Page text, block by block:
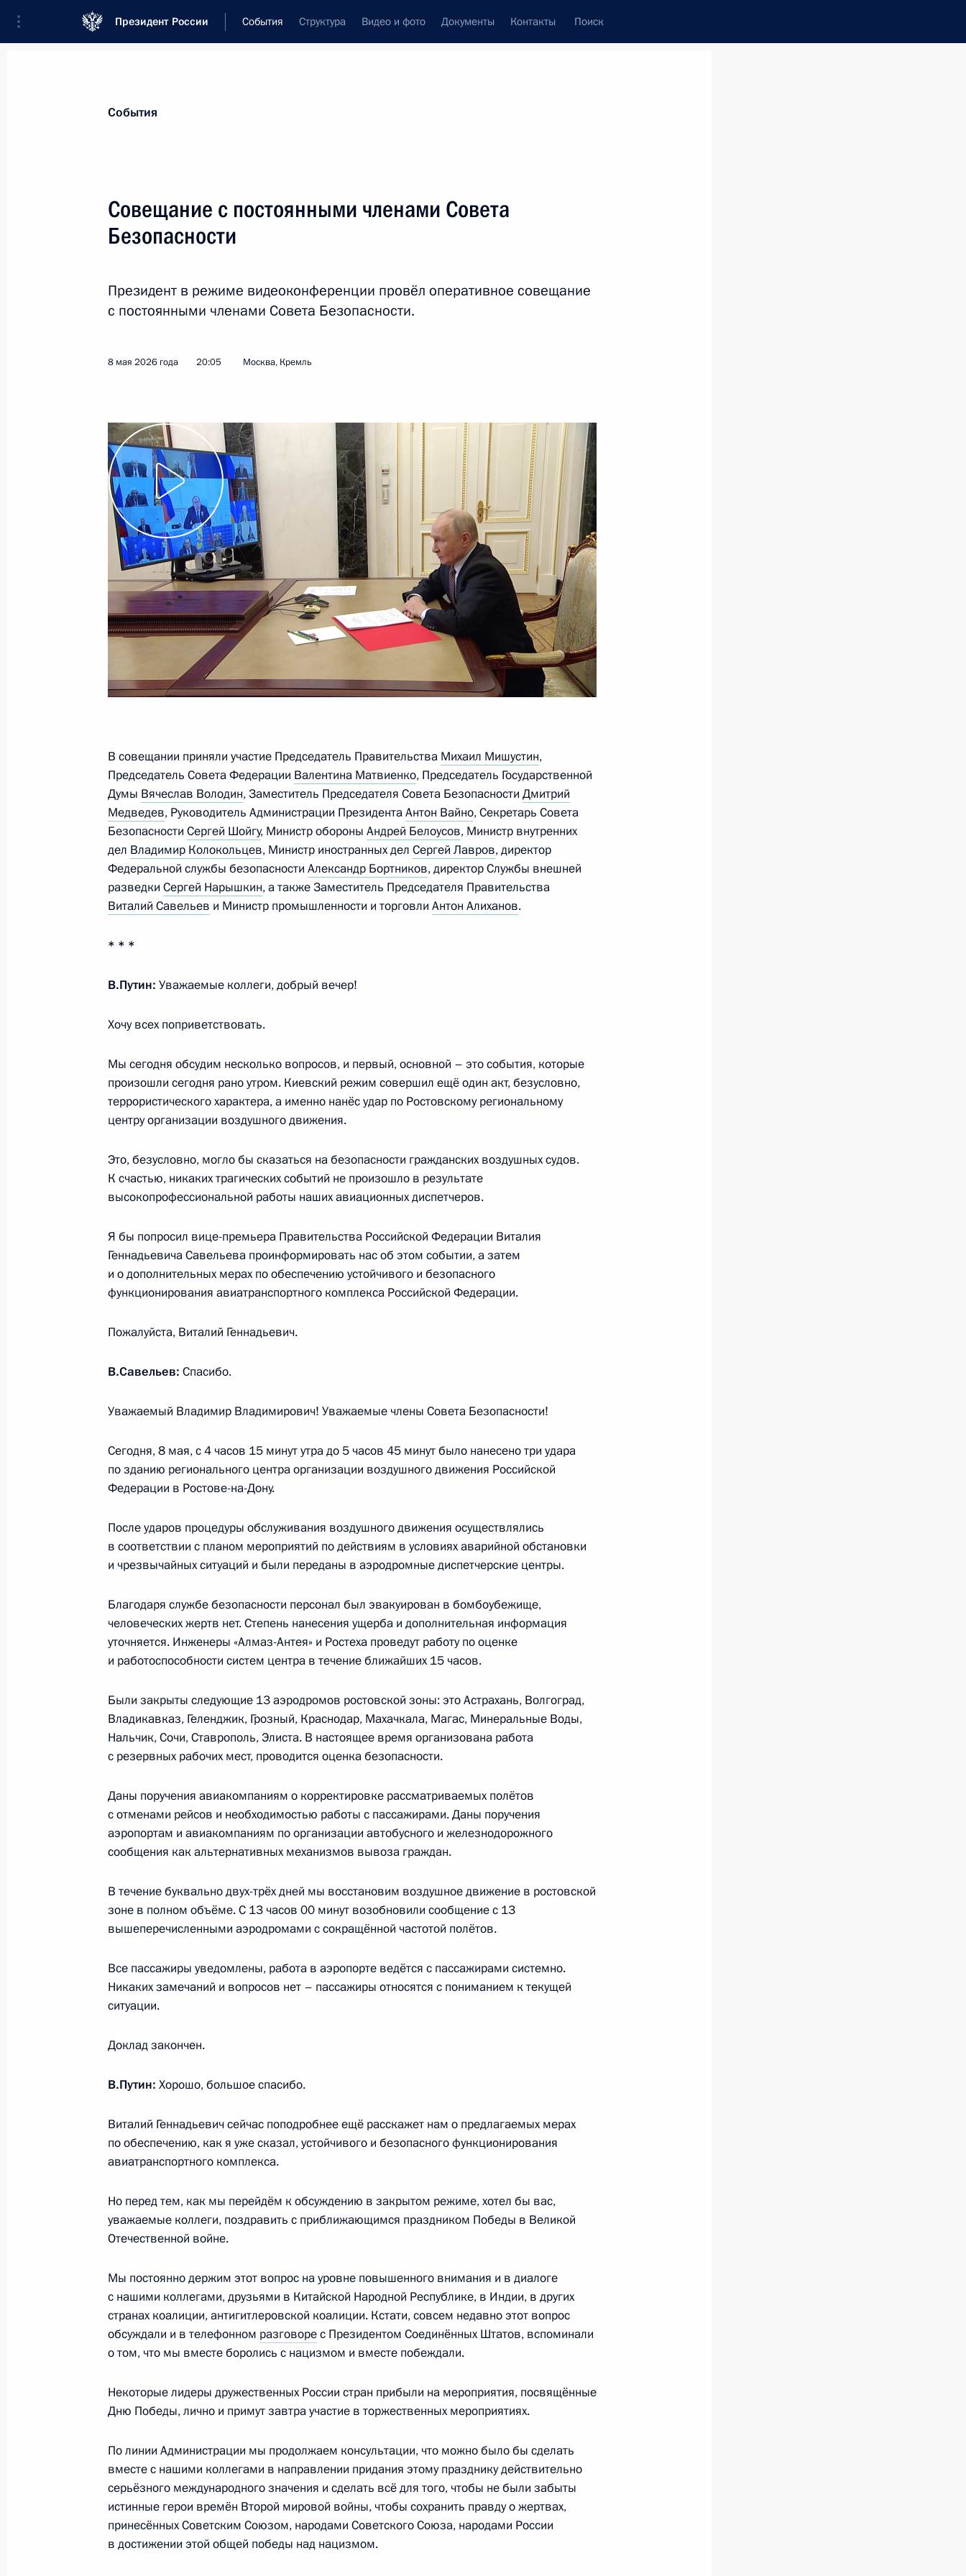
Президент России События Структура Видео и фото Документы Контакты Поиск
Новости
Приём от имени Президента России по случаю Дня Победы
9 мая 2026 года, 10:50 Москва, Красная площадь
8 мая, пятница
Встреча с Президентом Узбекистана Шавкатом Мирзиёевым
8 мая 2026 года, 22:40 Москва, Кремль
Встреча с Президентом Казахстана Касым-Жомартом Токаевым
8 мая 2026 года, 22:15
6
военнопленными
8 мая 2026 года, 21:50
Встреча с Президентом Белоруссии Александром Лукашенко
8 мая 2026 года, 21:15 Москва, Кремль
Совещание с постоянными членами Совета Безопасности
Список глав иностранных делегаций, прибывающих в Москву
8 мая 2026 года, 17:45
по случаю 81-й годовщины Победы в Великой Отечественной
войне
8 мая 2026 года, 12:00
7 мая, четверг
Встреча с главой госкорпорации «Ростех» Сергеем Чемезовым
7 мая 2026 года, 14:10
Встреча с главой Тамбовской области Евгением Первышовым
6 мая 2026 года, 13:45 Москва, Кремль
Встреча с генеральным директором ПАО «КамАЗ» Сергеем
Когогиным
4 мая, понедельник
4 мая 2026 года, 13:30 Москва, Кремль
4 мая 2026 года, 11:30
Встреча с представителями Республики Дагестан
13 37м
Встреча с представителями коренных малочисленных народов
России
30
29 апреля, среда
Встреча с главой Чечни Рамзаном Кадыровым
29 апреля 2026 года, 22:40 Москва, Кремль
7
Комментарий помощника Президента России Юрия Ушакова
по итогам телефонного разговора Владимира Путина
29 апреля 2026 года, 20:20
Российско-конголезские переговоры
События
Совещание с постоянными членами Совета
Безопасности
Президент в режиме видеоконференции провёл оперативное совещание
с постоянными членами Совета Безопасности.
8 мая 2026 года 20:05 Москва, Кремль
В совещании приняли участие Председатель Правительства Михаил Мишустин,
Председатель Совета Федерации Валентина Матвиенко, Председатель Государственной
Думы Вячеслав Володин, Заместитель Председателя Совета Безопасности Дмитрий
Медведев, Руководитель Администрации ПрезидентаАнтон Вайно, Секретарь Совета
Безопасности Сергей Шойгу, Министр обороны Андрей Белоусов, Министр внутренних
дел Владимир Колокольцев, Министр иностранных дел Сергей Лавров, директор
Федеральной службы безопасности Александр Бортников, директор Службы внешней
разведки Сергей Нарышкин, а также Заместитель Председателя Правительства
Виталий Савельев и Министр промышленности и торговли Антон Алиханов.
* * *
В.Путин: Уважаемые коллеги, добрый вечер!
Хочу всех поприветствовать.
Мы сегодня обсудим несколько вопросов, и первый, основной – это события, которые
произошли сегодня рано утром. Киевский режим совершил ещё один акт, безусловно,
террористического характера, а именно нанёс удар по Ростовскому региональному
центру организации воздушного движения.
Это, безусловно, могло бы сказаться на безопасности гражданских воздушных судов.
К счастью, никаких трагических событий не произошло в результате
высокопрофессиональной работы наших авиационных диспетчеров.
Я бы попросил вице-премьера Правительства Российской Федерации Виталия
Геннадьевича Савельева проинформировать нас об этом событии, а затем
и о дополнительных мерах по обеспечению устойчивого и безопасного
функционирования авиатранспортного комплекса Российской Федерации.
Пожалуйста, Виталий Геннадьевич.
В.Савельев: Спасибо.
Уважаемый Владимир Владимирович! Уважаемые члены Совета Безопасности!
Сегодня, 8 мая, с 4 часов 15 минут утра до 5 часов 45 минут было нанесено три удара
по зданию регионального центра организации воздушного движения Российской
Федерации в Ростове-на-Дону.
После ударов процедуры обслуживания воздушного движения осуществлялись
в соответствии с планом мероприятий по действиям в условиях аварийной обстановки
и чрезвычайных ситуаций и были переданы в аэродромные диспетчерские центры.
Благодаря службе безопасности персонал был эвакуирован в бомбоубежище,
человеческих жертв нет. Степень нанесения ущерба и дополнительная информация
уточняется. Инженеры «Алмаз-Антея» и Ростеха проведут работу по оценке
и работоспособности систем центра в течение ближайших 15 часов.
Были закрыты следующие 13 аэродромов ростовской зоны: это Астрахань, Волгоград,
Владикавказ, Геленджик, Грозный, Краснодар, Махачкала, Магас, Минеральные Воды,
Нальчик, Сочи, Ставрополь, Элиста. В настоящее время организована работа
с резервных рабочих мест, проводится оценка безопасности.
Даны поручения авиакомпаниям о корректировке рассматриваемых полётов
с отменами рейсов и необходимостью работы с пассажирами. Даны поручения
аэропортам и авиакомпаниям по организации автобусного и железнодорожного
сообщения как альтернативных механизмов вывоза граждан.
В течение буквально двух-трёх дней мы восстановим воздушное движение в ростовской
зоне в полном объёме. С 13 часов 00 минут возобновили сообщение с 13
вышеперечисленными аэродромами с сокращённой частотой полётов.
Все пассажиры уведомлены, работа в аэропорте ведётся с пассажирами системно.
Никаких замечаний и вопросов нет – пассажиры относятся с пониманием к текущей
ситуации.
Доклад закончен.
В.Путин: Хорошо, большое спасибо.
Виталий Геннадьевич сейчас поподробнее ещё расскажет нам о предлагаемых мерах
по обеспечению, как я уже сказал, устойчивого и безопасного функционирования
авиатранспортного комплекса.
Но перед тем, как мы перейдём к обсуждению в закрытом режиме, хотел бы вас,
уважаемые коллеги, поздравить с приближающимся праздником Победы в Великой
Отечественной войне.
Мы постоянно держим этот вопрос на уровне повышенного внимания и в диалоге
с нашими коллегами, друзьями в Китайской Народной Республике, в Индии, в других
странах коалиции, антигитлеровской коалиции. Кстати, совсем недавно этот вопрос
обсуждали и в телефонном разговорес Президентом Соединённых Штатов, вспоминали
о том, что мы вместе боролись с нацизмом и вместе побеждали.
Некоторые лидеры дружественных России стран прибыли на мероприятия, посвящённые
Дню Победы, лично и примут завтра участие в торжественных мероприятиях.
По линии Администрации мы продолжаем консультации, что можно было бы сделать
вместе с нашими коллегами в направлении придания этому празднику действительно
серьёзного международного значения и сделать всё для того, чтобы не были забыты
истинные герои времён Второй мировой войны, чтобы сохранить правду о жертвах,
принесённых Советским Союзом, народами Советского Союза, народами России
в достижении этой общей победы над нацизмом.